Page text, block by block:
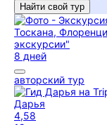
Найти свой тур
8 дней
авторский тур
Дарья
4,58